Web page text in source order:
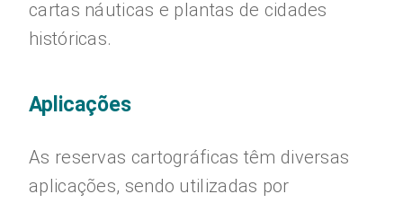
cartas náuticas e plantas de cidades
históricas.
Aplicações
As reservas cartográficas têm diversas
aplicações, sendo utilizadas por